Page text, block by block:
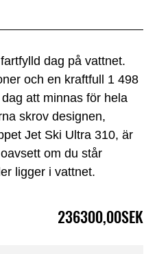
dag på vattnet.
och en kraftfull 1 498
att minnas för hela
skrov designen,
Jet Ski Ultra 310, är
om du står
ligger i vattnet.
236300,00SEK